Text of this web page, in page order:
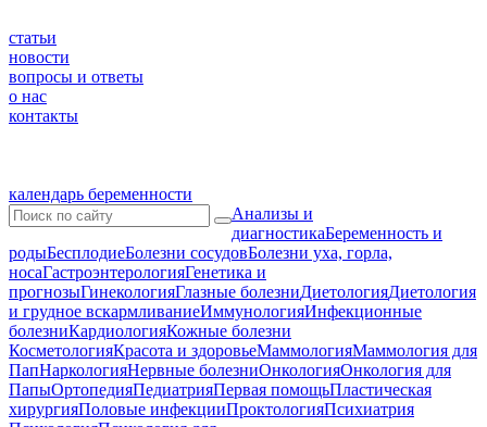
статьи
новости
вопросы и ответы
о нас
контакты
календарь беременности
Анализы и
диагностикаБеременность и
родыБесплодиеБолезни сосудовБолезни уха, горла,
носаГастроэнтерологияГенетика и
прогнозыГинекологияГлазные болезниДиетологияДиетология
и грудное вскармливаниеИммунологияИнфекционные
болезниКардиологияКожные болезни
КосметологияКрасота и здоровьеМаммологияМаммология для
ПапНаркологияНервные болезниОнкологияОнкология для
ПапыОртопедияПедиатрияПервая помощьПластическая
хирургияПоловые инфекцииПроктологияПсихиатрия